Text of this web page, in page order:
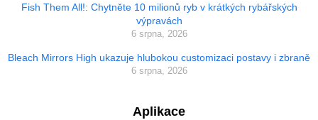
Fish Them All!: Chytněte 10 milionů ryb v krátkých rybářských
výpravách
6 srpna, 2026
Bleach Mirrors High ukazuje hlubokou customizaci postavy i zbraně
6 srpna, 2026
Aplikace